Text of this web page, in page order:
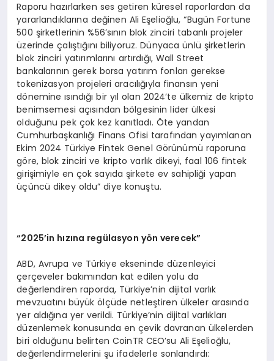
Raporu hazırlarken ses getiren küresel raporlardan da
yararlandıklarına değinen Ali Eşelioğlu, “Bugün Fortune
500 şirketlerinin %56’sının blok zinciri tabanlı projeler
üzerinde çalıştığını biliyoruz. Dünyaca ünlü şirketlerin
blok zinciri yatırımlarını artırdığı, Wall Street
bankalarının gerek borsa yatırım fonları gerekse
tokenizasyon projeleri aracılığıyla finansın yeni
dönemine ısındığı bir yıl olan 2024’te ülkemiz de kripto
benimsemesi açısından bölgesinin lider ülkesi
olduğunu pek çok kez kanıtladı. Öte yandan
Cumhurbaşkanlığı Finans Ofisi tarafından yayımlanan
Ekim 2024 Türkiye Fintek Genel Görünümü raporuna
göre, blok zinciri ve kripto varlık dikeyi, faal 106 fintek
girişimiyle en çok sayıda şirkete ev sahipliği yapan
üçüncü dikey oldu” diye konuştu.
“2025’in hızına regülasyon yön verecek”
ABD, Avrupa ve Türkiye ekseninde düzenleyici
çerçeveler bakımından kat edilen yolu da
değerlendiren raporda, Türkiye’nin dijital varlık
mevzuatını büyük ölçüde netleştiren ülkeler arasında
yer aldığına yer verildi. Türkiye’nin dijital varlıkları
düzenlemek konusunda en çevik davranan ülkelerden
biri olduğunu belirten CoinTR CEO’su Ali Eşelioğlu,
değerlendirmelerini şu ifadelerle sonlandırdı: